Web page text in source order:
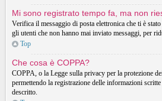
Mi sono registrato tempo fa, ma non
Verifica il messaggio di posta elettronica che ti è
gli utenti che non hanno mai inviato messaggi, per
Top
Che cosa è COPPA?
COPPA, o la Legge sulla privacy per la protezione
permettendo la registrazione delle informazioni
descritto.